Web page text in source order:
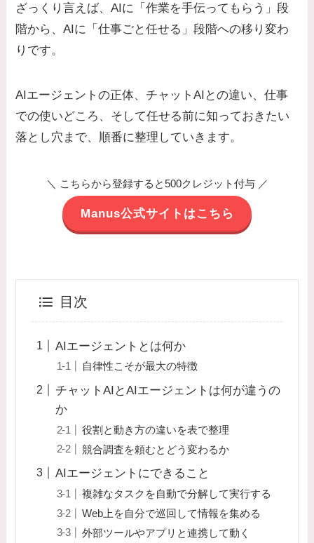
ざっくり言えば、AIに「作業を手伝ってもらう」段
階から、AIに「仕事ごと任せる」段階への移り変わ
りです。
AIエージェントの正体、チャットAIとの違い、仕事
での使いどころ、そして任せる前に知っておきたい
落とし穴まで、順番に整理していきます。
＼ こちらから登録すると500クレジット付与 ／
Manus公式サイトはこちら
目次
AIエージェントとは何か
自律性こそが最大の特徴
チャットAIとAIエージェントは何が違うの
か
役割と動き方の違いを表で整理
競合調査を頼むとどう変わるか
AIエージェントにできること
複雑なタスクを自動で分解して実行する
Web上を自分で巡回して情報を集める
外部ツールやアプリと連携して動く